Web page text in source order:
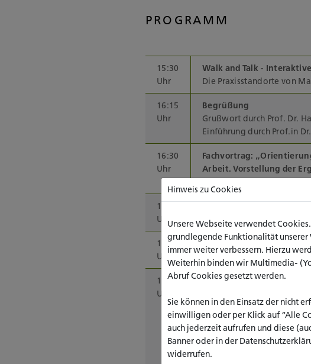
PROGRAMM
15:30
Uhr
Walk and Talk -
Die Praxisstandorte von
16:15
Uhr
Begrüßung
Grußwort durch Prof. Dr.
Einführung durch Prof.in
16:30
Uhr
Fachvortrag: „
Arbeit. Vorstellung der
Laura Maren Harter,
17:00
Uhr
Prof.in Dr.in Swantje
17:20
Uhr
Film zum Projekt
17:30
Uhr
Transfer und
Teil 1: Podiumsdiskussion
mit Lars Berger (
Kristina Hamm (Nell-
Regina Harder
Hinweis zu Cookies
Unsere Webseite verwendet
grundlegende Funktionalität unserer
immer weiter verbessern. Hierzu
Weiterhin binden wir Multimedia-
Abruf Cookies gesetzt werden.
Sie können in den Einsatz der nicht
einwilligen oder per Klick auf “Alle
auch jederzeit aufrufen und diese
Banner oder in der
widerrufen.